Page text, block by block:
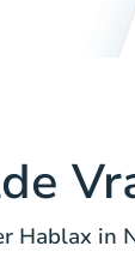
Hablax in